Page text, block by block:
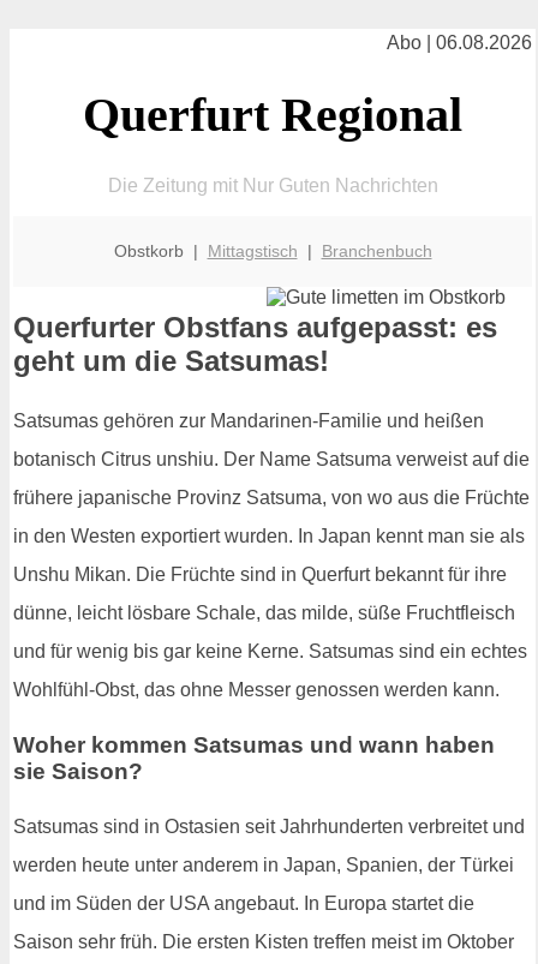
Abo | 06.08.2026
Querfurt Regional
Die Zeitung mit Nur Guten Nachrichten
Obstkorb | Mittagstisch | Branchenbuch
Querfurter Obstfans aufgepasst: es
geht um die Satsumas!
Satsumas gehören zur Mandarinen-Familie und heißen
botanisch Citrus unshiu. Der Name Satsuma verweist auf die
frühere japanische Provinz Satsuma, von wo aus die Früchte
in den Westen exportiert wurden. In Japan kennt man sie als
Unshu Mikan. Die Früchte sind in Querfurt bekannt für ihre
dünne, leicht lösbare Schale, das milde, süße Fruchtfleisch
und für wenig bis gar keine Kerne. Satsumas sind ein echtes
Wohlfühl-Obst, das ohne Messer genossen werden kann.
Woher kommen Satsumas und wann haben
sie Saison?
Satsumas sind in Ostasien seit Jahrhunderten verbreitet und
werden heute unter anderem in Japan, Spanien, der Türkei
und im Süden der USA angebaut. In Europa startet die
Saison sehr früh. Die ersten Kisten treffen meist im Oktober